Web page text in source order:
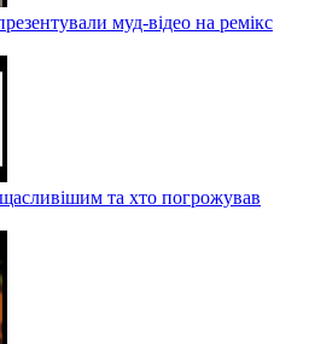
муд-відео на ремікс
та хто погрожував